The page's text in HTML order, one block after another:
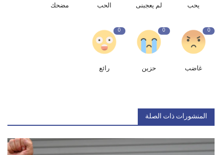
يحب لم يعجبنى الحب مضحك
0
غاضب
0
حزين
0
رائع
المنشورات ذات الصلة